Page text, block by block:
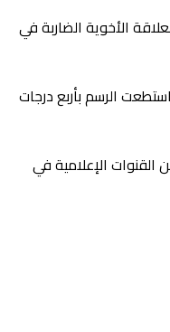
بالعلاقة الأخوية الضاربة في
ممكن، واستطعت الرسم بأربع درجات
الإعلامية في